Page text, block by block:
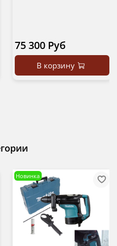
75 300 Руб
В корзину
Новинка